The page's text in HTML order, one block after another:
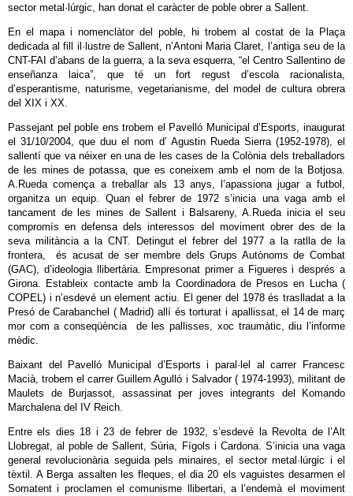
sector metal·lúrgic, han donat el caràcter de poble obrer a Sallent.
En el mapa i nomenclàtor del poble, hi trobem al costat de la Plaça
dedicada al fill il·lustre de Sallent, n’Antoni Maria Claret, l’antiga seu de la
CNT-FAI d’abans de la guerra, a la seva esquerra, “el Centro Sallentino de
enseñanza laica”, que té un fort regust d’escola racionalista,
d’esperantisme, naturisme, vegetarianisme, del model de cultura obrera
del XIX i XX.
Passejant pel poble ens trobem el Pavelló Municipal d’Esports, inaugurat
el 31/10/2004, que duu el nom d’ Agustin Rueda Sierra (1952-1978), el
sallentí que va néixer en una de les cases de la Colònia dels treballadors
de les mines de potassa, que es coneixem amb el nom de la Botjosa.
A.Rueda comença a treballar als 13 anys, l’apassiona jugar a futbol,
organitza un equip. Quan el febrer de 1972 s’inicia una vaga amb el
tancament de les mines de Sallent i Balsareny, A.Rueda inicia el seu
compromís en defensa dels interessos del moviment obrer des de la
seva militància a la CNT. Detingut el febrer del 1977 a la ratlla de la
frontera, és acusat de ser membre dels Grups Autònoms de Combat
(GAC), d’ideologia llibertària. Empresonat primer a Figueres i després a
Girona. Estableix contacte amb la Coordinadora de Presos en Lucha (
COPEL) i n’esdevé un element actiu. El gener del 1978 és traslladat a la
Presó de Carabanchel ( Madrid) allí és torturat i apallissat, el 14 de març
mor com a conseqüència de les pallisses, xoc traumàtic, diu l’informe
mèdic.
Baixant del Pavelló Municipal d’Esports i paral·lel al carrer Francesc
Macià, trobem el carrer Guillem Agulló i Salvador ( 1974-1993), militant de
Maulets de Burjassot, assassinat per joves integrants del Komando
Marchalena del IV Reich.
Entre els dies 18 i 23 de febrer de 1932, s’esdevé la Revolta de l’Alt
Llobregat, al poble de Sallent, Súria, Fígols i Cardona. S’inicia una vaga
general revolucionària seguida pels minaires, el sector metal·lúrgic i el
tèxtil. A Berga assalten les fleques, el dia 20 els vaguistes desarmen el
Somatent i proclamen el comunisme llibertari, a l’endemà el moviment